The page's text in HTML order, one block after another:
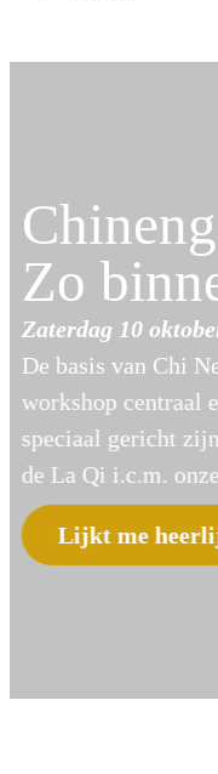
Zo
Zaterdag 10
De basis van Chi
workshop centraal
speciaal gericht
de La Qi i.c.m.
Lijkt me